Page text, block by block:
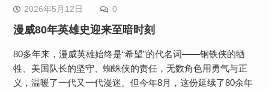
2026年5月12日 0
漫威80年英雄史迎来至暗时刻
80多年来，漫威英雄始终是“希望”的代名词——钢铁侠的牺
牲、美国队长的坚守、蜘蛛侠的责任，无数角色用勇气与正
义，温暖了一代又一代漫迷。但今年8月，这份延续了80余年